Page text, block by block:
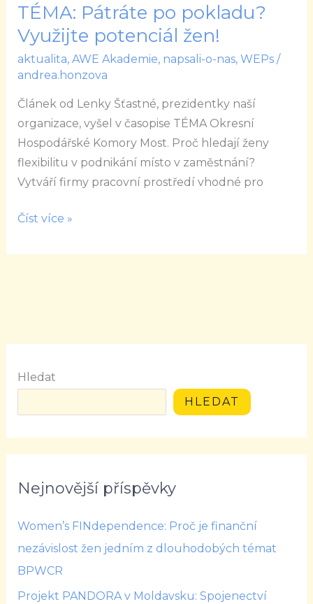
TÉMA: Pátráte po pokladu?
Využijte potenciál žen!
aktualita, AWE Akademie, napsali-o-nas, WEPs/
andrea.honzova
Článek od Lenky Šťastné, prezidentky naší
organizace, vyšel v časopise TÉMA Okresní
Hospodářské Komory Most. Proč hledají ženy
flexibilitu v podnikání místo v zaměstnání?
Vytváří firmy pracovní prostředí vhodné pro
TÉMA:
Pátráte
po
pokladu?
potenciál
žen!
Číst více »
Hledat
HLEDAT
Nejnovější příspěvky
Women’s FINdependence: Proč je finanční
nezávislost žen jedním z dlouhodobých témat
BPWCR
Projekt PANDORA v Moldavsku: Spojenectví